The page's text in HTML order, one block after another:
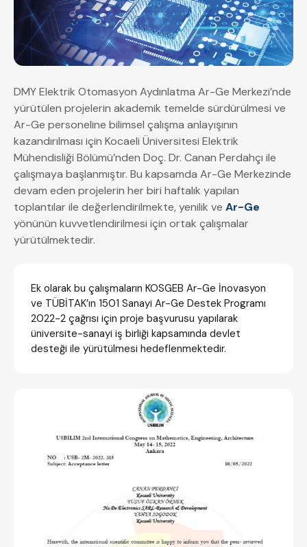
DMY Elektrik Otomasyon Aydınlatma Ar-Ge Merkezi’nde
yürütülen projelerin akademik temelde sürdürülmesi ve
Ar-Ge personeline bilimsel çalışma anlayışının
kazandırılması için Kocaeli Üniversitesi Elektrik
Mühendisliği Bölümü’nden Doç. Dr. Canan Perdahçı ile
çalışmaya başlanmıştır. Bu kapsamda Ar-Ge Merkezinde
devam eden projelerin her biri haftalık yapılan
toplantılar ile değerlendirilmekte, yenilik ve Ar-Ge
yönünün kuvvetlendirilmesi için ortak çalışmalar
yürütülmektedir.
Ek olarak bu çalışmaların KOSGEB Ar-Ge İnovasyon
ve TÜBİTAK’ın 1501 Sanayi Ar-Ge Destek Programı
2022-2 çağrısı için proje başvurusu yapılarak
üniversite-sanayi iş birliği kapsamında devlet
desteği ile yürütülmesi hedeflenmektedir.